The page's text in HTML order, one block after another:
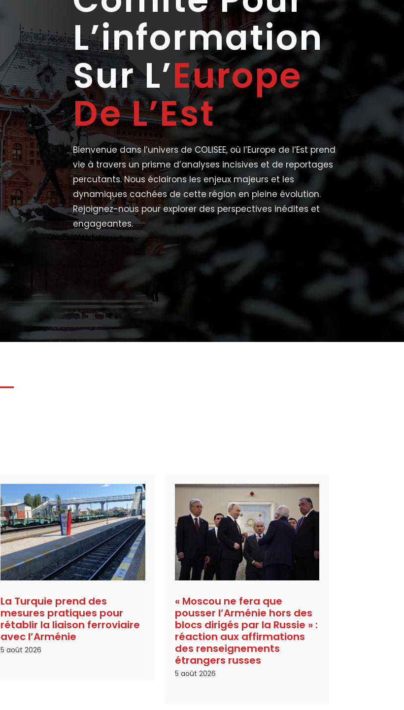
L’information
Sur L’Europe
De L’Est
Bienvenue dans l’univers de COLISEE, où l’Europe de l’Est prend
vie à travers un prisme d’analyses incisives et de reportages
percutants. Nous éclairons les enjeux majeurs et les
dynamiques cachées de cette région en pleine évolution.
Rejoignez-nous pour explorer des perspectives inédites et
engageantes.
La Turquie prend des
mesures pratiques pour
rétablir la liaison ferroviaire
avec l’Arménie
5 août 2026
« Moscou ne fera que
pousser l’Arménie hors des
blocs dirigés par la Russie » :
réaction aux affirmations
des renseignements
étrangers russes
5 août 2026